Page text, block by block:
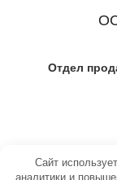
Отдел
Сайт
аналитики и